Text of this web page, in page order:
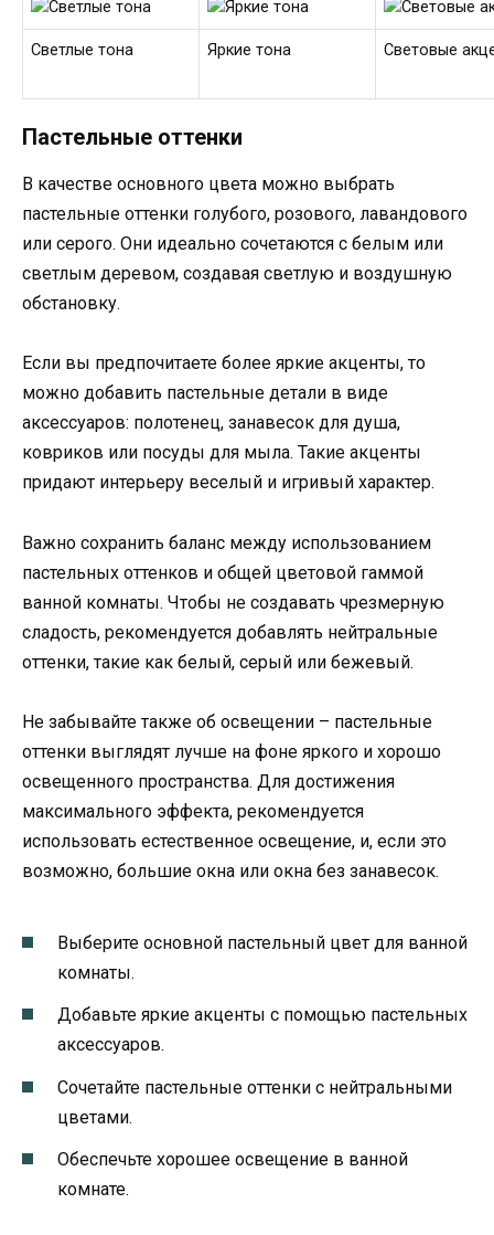
Светлые тона Яркие тона Световые
Пастельные оттенки
В качестве основного цвета можно выбрать
пастельные оттенки голубого, розового, лавандового
или серого. Они идеально сочетаются с белым или
светлым деревом, создавая светлую и воздушную
обстановку.
Если вы предпочитаете более яркие акценты, то
можно добавить пастельные детали в виде
аксессуаров: полотенец, занавесок для душа,
ковриков или посуды для мыла. Такие акценты
придают интерьеру веселый и игривый характер.
Важно сохранить баланс между использованием
пастельных оттенков и общей цветовой гаммой
ванной комнаты. Чтобы не создавать чрезмерную
сладость, рекомендуется добавлять нейтральные
оттенки, такие как белый, серый или бежевый.
Не забывайте также об освещении – пастельные
оттенки выглядят лучше на фоне яркого и хорошо
освещенного пространства. Для достижения
максимального эффекта, рекомендуется
использовать естественное освещение, и, если это
возможно, большие окна или окна без занавесок.
Выберите основной пастельный цвет для ванной
комнаты.
Добавьте яркие акценты с помощью пастельных
аксессуаров.
Сочетайте пастельные оттенки с нейтральными
цветами.
Обеспечьте хорошее освещение в ванной
комнате.